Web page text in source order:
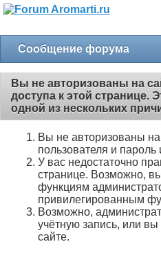
Сообщение форума
Вы не авторизованы на
доступа к этой странице.
одной из нескольких
Вы не авторизованы
пользователя и
У вас недостаточно
странице. Возможно,
функциям
привилегированным
Возможно,
учётную запись, или
сайте.